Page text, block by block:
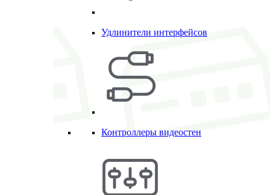
Удлинители интерфейсов
Контроллеры видеостен